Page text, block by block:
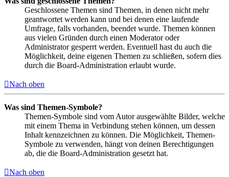
Geschlossene Themen sind Themen, in denen nicht mehr
geantwortet werden kann und bei denen eine laufende
Umfrage, falls vorhanden, beendet wurde. Themen können
aus vielen Gründen durch einen Moderator oder
Administrator gesperrt werden. Eventuell hast du auch die
Möglichkeit, deine eigenen Themen zu schließen, sofern dies
durch die Board-Administration erlaubt wurde.
Nach oben
Was sind Themen-Symbole?
Themen-Symbole sind vom Autor ausgewählte Bilder, welche
mit einem Thema in Verbindung stehen können, um dessen
Inhalt kennzeichnen zu können. Die Möglichkeit, Themen-
Symbole zu verwenden, hängt von deinen Berechtigungen
ab, die die Board-Administration gesetzt hat.
Nach oben